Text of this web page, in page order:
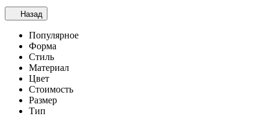
Назад
Популярное
Форма
Стиль
Материал
Цвет
Стоимость
Размер
Тип